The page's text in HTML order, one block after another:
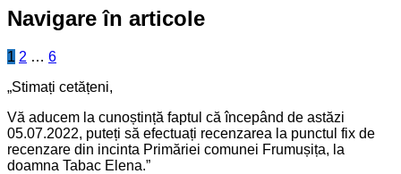
Navigare în articole
1 2 … 6
„Stimați cetățeni,
Vă aducem la cunoștință faptul că începând de astăzi
05.07.2022, puteți să efectuați recenzarea la punctul fix de
recenzare din incinta Primăriei comunei Frumușița, la
doamna Tabac Elena.”